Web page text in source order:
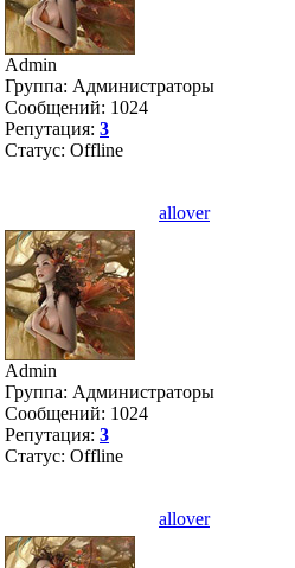
Admin
Группа: Администраторы
Сообщений: 1024
Репутация: 3
Статус: Offline
allover
Admin
Группа: Администраторы
Сообщений: 1024
Репутация: 3
Статус: Offline
allover